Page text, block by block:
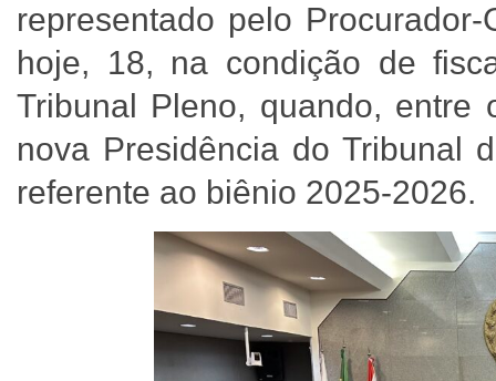
representado pelo
hoje, 18, na condição de
Tribunal Pleno, quando, entre
nova Presidência do Tribunal
referente ao biênio 2025-2026.